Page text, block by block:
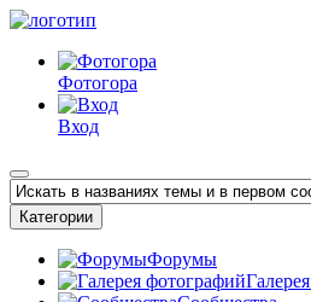
Фотогора
Вход
Категории
Форумы